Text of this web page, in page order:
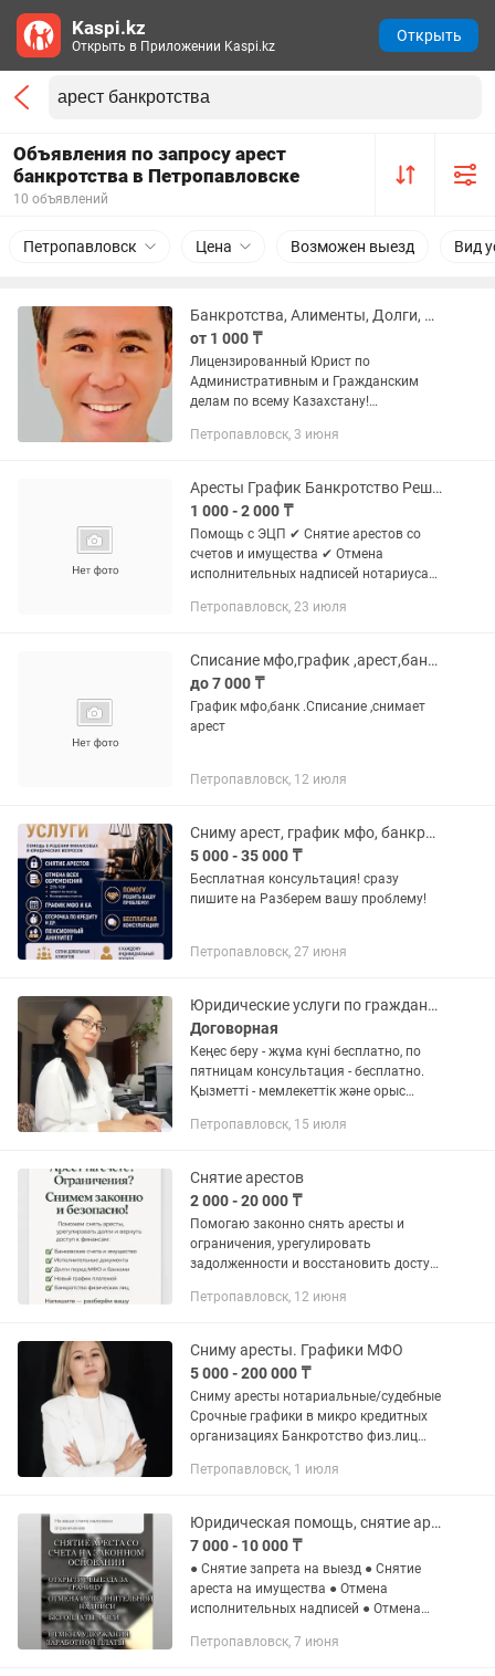
Объявления по запросу арест
банкротства в Петропавловске
10 объявлений
Петропавловск Цена Возможен выезд Вид
Банкротства, Алименты, Долги, Штрафы, Аресты
от 1 000 ₸
Лицензированный Юрист по
Административным и Гражданским
делам по всему Казахстану!
физических и юридических лиц!
по сроку с...
Петропавловск, 3 июня
Аресты График Банкротство Решу все!
1 000 - 2 000 ₸
Помощь с ЭЦП ✔ Снятие арестов со
счетов и имущества ✔ Отмена
исполнительных надписей нотариуса
остановка роста долга ✔ Банкротство
погашения для...
Петропавловск, 23 июля
Списание мфо,график ,арест,банкротство
до 7 000 ₸
График мфо,банк .Списание ,снимает
арест
Петропавловск, 12 июля
Сниму арест, график мфо, банкротство и др.
5 000 - 35 000 ₸
Бесплатная консультация! сразу
пишите на Разберем вашу проблему!
Петропавловск, 27 июня
Юридические услуги по гражданским и уголовным делам по всему РК и СНГ!
Договорная
Кеңес беру - жұма күні бесплатно, по
пятницам консультация - бесплатно.
Қызметті - мемлекеттік және орыс
услуги на государственном и русском
Петропавловск, 15 июля
Снятие арестов
2 000 - 20 000 ₸
Помогаю законно снять аресты и
ограничения, урегулировать
задолженности и восстановить доступ
имущества ✔ Отмена исполнительных
Петропавловск, 12 июня
Сниму аресты. Графики МФО
5 000 - 200 000 ₸
Сниму аресты нотариальные/судебные
Срочные графики в микро кредитных
организациях Банкротство физ.лиц
Петропавловск, 1 июля
Юридическая помощь, снятие арестов, списание, график
7 000 - 10 000 ₸
● Снятие запрета на выезд ● Снятие
ареста на имущества ● Отмена
исполнительных надписей ● Отмена
лишенных лицензии ● Составление
Петропавловск, 7 июня
Kaspi.kz
Открыть в Приложении Kaspi.kz
Открыть